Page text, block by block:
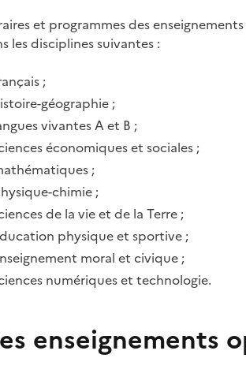
et programmes des
les disciplines suivantes :
;
géographie ;
vivantes A et B ;
économiques et sociales ;
;
chimie ;
de la vie et de la Terre ;
physique et sportive ;
moral et civique ;
numériques et technologie.
enseignements